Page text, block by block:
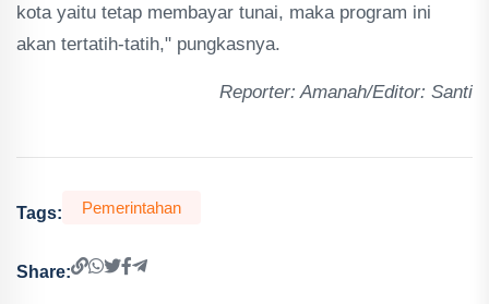
kota yaitu tetap membayar tunai, maka program ini
akan tertatih-tatih," pungkasnya.
Reporter: Amanah/Editor: Santi
Tags: Pemerintahan
Share: